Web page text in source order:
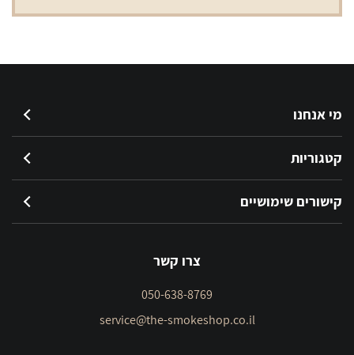
מי אנחנו
קטגוריות
קישורים שימושיים
צרו קשר
050-638-8769
service@the-smokeshop.co.il